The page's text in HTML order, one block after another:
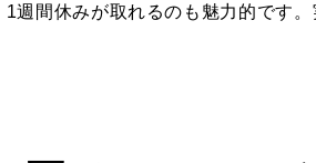
週間休みが取れるのも魅力的です